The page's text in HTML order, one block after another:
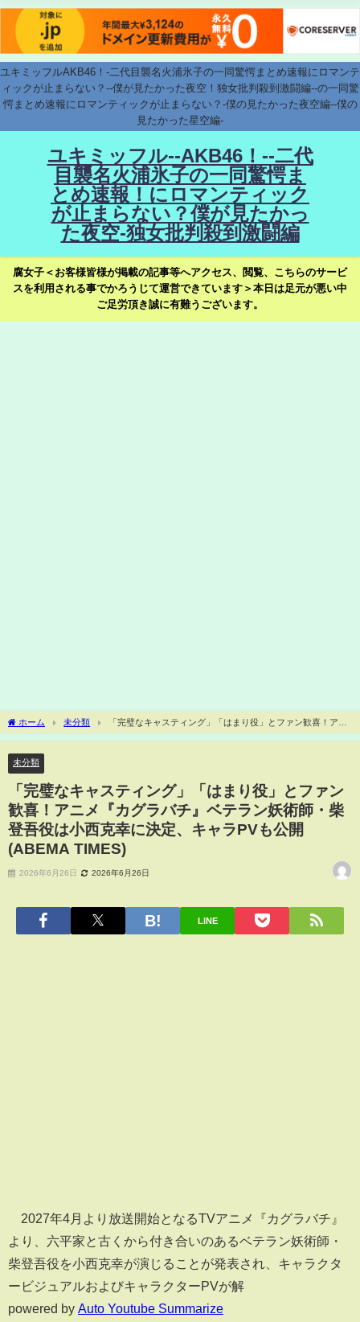
ユキミッフルAKB46！-二代目襲名火浦氷子の一同驚愕まとめ速報にロマンテ
ィックが止まらない？--僕が見たかった夜空！独女批判殺到激闘編--の一同驚
愕まとめ速報にロマンティックが止まらない？-僕の見たかった夜空編--僕の
見たかった星空編-
ユキミッフル--AKB46！--二代
目襲名火浦氷子の一同驚愕ま
とめ速報！にロマンティック
が止まらない？僕が見たかっ
た夜空-独女批判殺到激闘編
腐女子＜お客様皆様が掲載の記事等へアクセス、閲覧、こちらのサービ
スを利用される事でかろうじて運営できています＞本日は足元が悪い中
ご足労頂き誠に有難うございます。
ホーム 未分類
「完璧なキャスティング」「はまり役」とファン歓喜！アニ
メ『カグラバチ』ベテラン妖術師・柴登吾役は小西克幸に決定、キャラPVも公開
未分類
「完璧なキャスティング」「はまり役」とファン
歓喜！アニメ『カグラバチ』ベテラン妖術師・柴
登吾役は小西克幸に決定、キャラPVも公開
(ABEMA TIMES)
2026年6月26日 2026年6月26日
LINE
2027年4月より放送開始となるTVアニメ『カグラバチ』
より、六平家と古くから付き合いのあるベテラン妖術師・
柴登吾役を小西克幸が演じることが発表され、キャラクタ
ービジュアルおよびキャラクターPVが解
powered by Auto Youtube Summarize